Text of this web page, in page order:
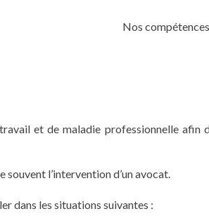
to
Nos compétences
et de maladie professionnelle afin
souvent l’intervention d’un avocat.
dans les situations suivantes :